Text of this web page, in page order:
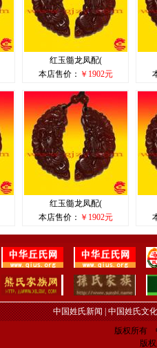
红玉髓龙凤配(
本店售价： ￥1902元
红玉髓龙凤配(
本店售价： ￥1902元
中国姓氏新闻|中国姓氏文化
版权所有
版